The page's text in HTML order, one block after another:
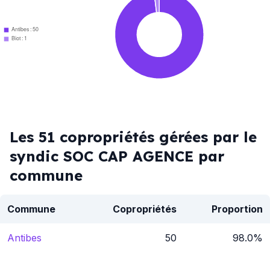
Antibes : 50
Biot : 1
Les 51 copropriétés gérées par le
syndic SOC CAP AGENCE par
commune
Commune Copropriétés Proportion
Antibes 50 98.0%